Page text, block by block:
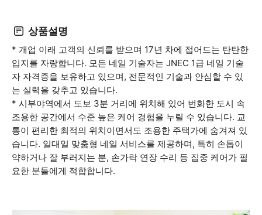
상품설명
* 개업 이래 고객의 신뢰를 받으며 17년 차에 접어드는 탄탄한
입지를 자랑합니다. 모든 네일 기술자는 JNEC 1급 네일 기술
자 자격증을 보유하고 있으며, 전문적인 기술과 안심할 수 있
는 실력을 갖추고 있습니다.
* 시부야역에서 도보 3분 거리에 위치해 있어 번화한 도시 속
조용한 공간에서 수준 높은 케어 경험을 누릴 수 있습니다. 교
통이 편리한 최적의 위치이면서도 조용한 주택가에 숨겨져 있
습니다. 일대일 맞춤형 네일 서비스를 제공하며, 특히 손톱이
약하거나 잘 부러지는 분, 손가락 연장 수리 등 집중 케어가 필
요한 분들에게 적합합니다.